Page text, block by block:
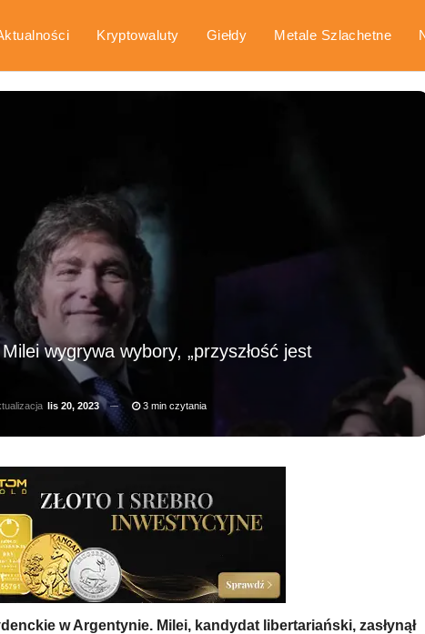
Kryptowaluty Giełdy Metale Szlachetne
wygrywa wybory, „przyszłość jest
lis 20, 2023 3 min czytania
w Argentynie. Milei, kandydat libertariański, zasłynął